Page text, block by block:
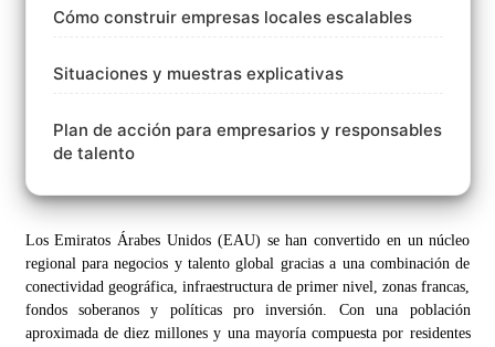
Cómo construir empresas locales escalables
Situaciones y muestras explicativas
Plan de acción para empresarios y responsables
de talento
Los Emiratos Árabes Unidos (EAU) se han convertido en un núcleo
regional para negocios y talento global gracias a una combinación de
conectividad geográfica, infraestructura de primer nivel, zonas francas,
fondos soberanos y políticas pro inversión. Con una población
aproximada de diez millones y una mayoría compuesta por residentes